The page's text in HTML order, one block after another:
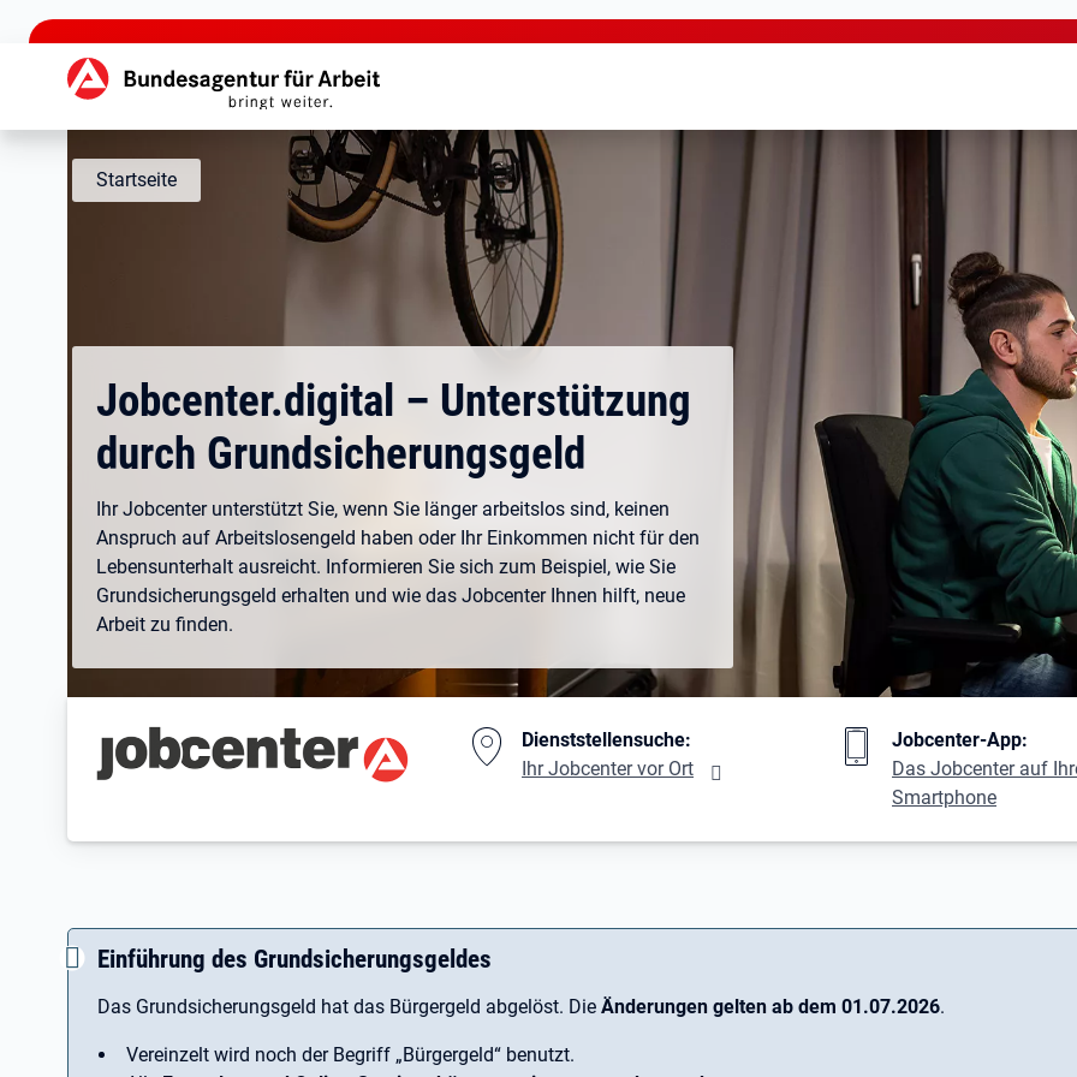
zu den Hauptinhalten springen
Hauptnavigation
Startseite
Jobcenter.digital – Unterstützung
durch Grundsicherungsgeld
Ihr Jobcenter unterstützt Sie, wenn Sie länger arbeitslos sind, keinen
Anspruch auf Arbeitslosengeld haben oder Ihr Einkommen nicht für den
Lebensunterhalt ausreicht. Informieren Sie sich zum Beispiel, wie Sie
Grundsicherungsgeld erhalten und wie das Jobcenter Ihnen hilft, neue
Arbeit zu finden.
Branding-Bereich BeschreibungDienststellensuche:
Ihr Jobcenter vor Ort
Jobcenter-App:
Das Jobcenter auf
Smartphone
Einführung des Grundsicherungsgeldes
Das Grundsicherungsgeld hat das Bürgergeld abgelöst. Die Änderungen gelten ab dem 01.07.2026.
Vereinzelt wird noch der Begriff ­„Bürgergeld“ benutzt.